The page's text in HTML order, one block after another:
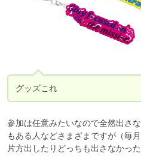
グッズこれ
参加は任意みたいなので全然出さ
もある人などさまざまですが（毎
片方出したりどっちも出さなかっ